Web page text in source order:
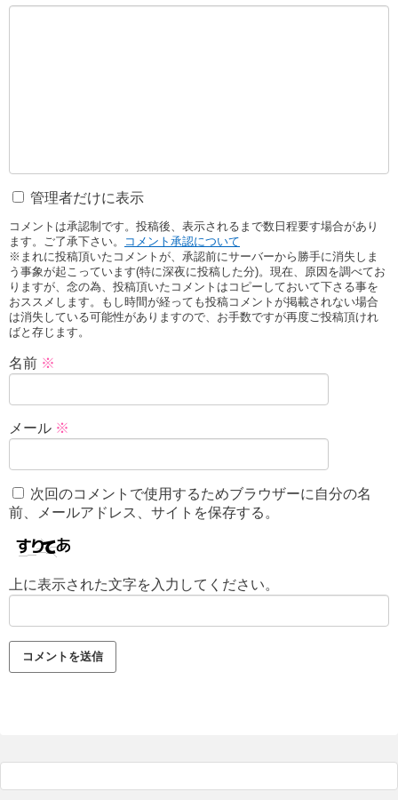
管理者だけに表示
コメントは承認制です。投稿後、表示されるまで数日程要す場合があり
ます。ご了承下さい。
コメント承認について
※まれに投稿頂いたコメントが、承認前にサーバーから勝手に消失しま
う事象が起こっています(特に深夜に投稿した分)。現在、原因を調べてお
りますが、念の為、投稿頂いたコメントはコピーしておいて下さる事を
おススメします。もし時間が経っても投稿コメントが掲載されない場合
は消失している可能性がありますので、お手数ですが再度ご投稿頂けれ
ばと存じます。
名前 ※
メール ※
次回のコメントで使用するためブラウザーに自分の名
前、メールアドレス、サイトを保存する。
上に表示された文字を入力してください。